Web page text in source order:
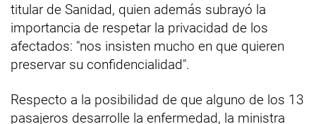
titular de Sanidad, quien además subrayó la
importancia de respetar la privacidad de los
afectados: "nos insisten mucho en que quieren
preservar su confidencialidad".
Respecto a la posibilidad de que alguno de los 13
pasajeros desarrolle la enfermedad, la ministra